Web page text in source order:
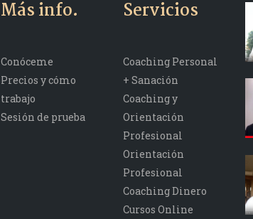
Más info.
Conóceme
Precios y cómo
trabajo
Sesión de prueba
Servicios
Coaching Personal
+ Sanación
Coaching y
Orientación
Profesional
Orientación
Profesional
Coaching Dinero
Cursos Online